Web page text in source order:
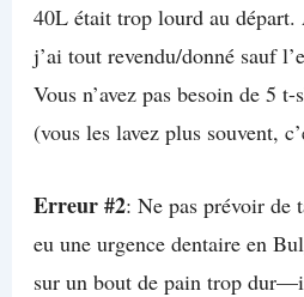
40L était trop lourd au départ.
j’ai tout revendu/donné sauf
Vous n’avez pas besoin de 5
(vous les lavez plus souvent,
Erreur #2: Ne pas prévoir de
eu une urgence dentaire en
sur un bout de pain trop